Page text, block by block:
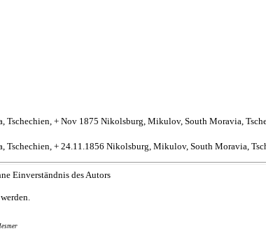
+ Nov 1875 Nikolsburg, Mikulov, South Moravia,
+ 24.11.1856 Nikolsburg, Mikulov, South Moravia,
Einverständnis des Autors